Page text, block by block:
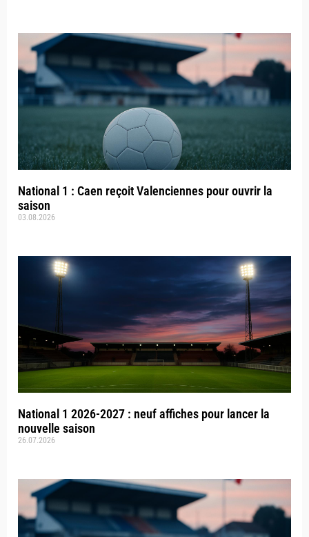
National 1 : Caen reçoit Valenciennes pour ouvrir la
saison
03.08.2026
National 1 2026-2027 : neuf affiches pour lancer la
nouvelle saison
26.07.2026